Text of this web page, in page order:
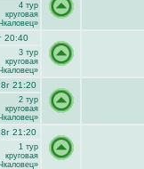
4 тур
круговая
20:40
3 тур
круговая
21:20
2 тур
круговая
21:20
1 тур
круговая